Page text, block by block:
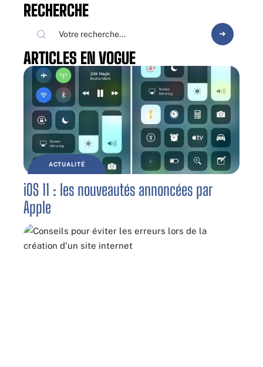
RECHERCHE
ARTICLES EN VOGUE
ACTUALITÉ
iOS 11 : les nouveautés annoncées par
Apple